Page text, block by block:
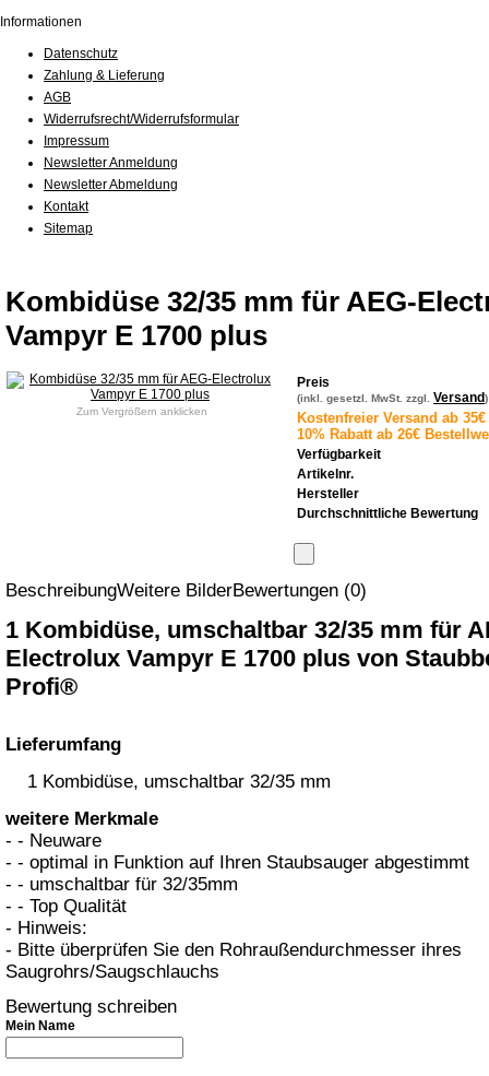
Informationen
Datenschutz
Zahlung & Lieferung
AGB
Widerrufsrecht/Widerrufsformular
Impressum
Newsletter Anmeldung
Newsletter Abmeldung
Kontakt
Sitemap
Kombidüse 32/35 mm für AEG-
Vampyr E 1700 plus
Zum Vergrößern anklicken
Preis
(inkl. gesetzl. MwSt. zzgl. Versand)
Kostenfreier Versand ab
10% Rabatt ab 26€
Verfügbarkeit
Artikelnr.
Hersteller
Durchschnittliche Bewertung
BeschreibungWeitere BilderBewertungen (0)
1 Kombidüse, umschaltbar 32/35 mm für
Electrolux Vampyr E 1700 plus von
Profi®
Lieferumfang
1 Kombidüse, umschaltbar 32/35 mm
weitere Merkmale
- - Neuware
- - optimal in Funktion auf Ihren Staubsauger abgestimmt
- - umschaltbar für 32/35mm
- - Top Qualität
- Hinweis:
- Bitte überprüfen Sie den Rohraußendurchmesser ihres
Saugrohrs/Saugschlauchs
Bewertung schreiben
Mein Name